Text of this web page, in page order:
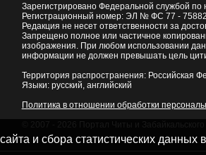
Зарегистрировано Федеральной службой
Регистрационный номер: ЭЛ № ФС 77 -
Редакция не несет ответственности за
Запрещено полное или частичное
изображения. При любом использовании
информации не должен превышать цель
Территория распространения: Российская
Языки: русский, английский
Политика в отношении обработки
и сбора статистических